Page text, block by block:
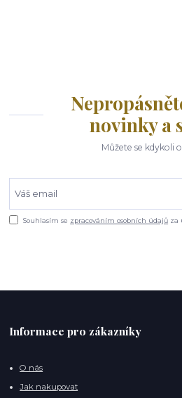
novinky a
Můžete se kdykoli
Souhlasím se zpracováním osobních údajů za
Informace pro zákazníky
O nás
Jak nakupovat